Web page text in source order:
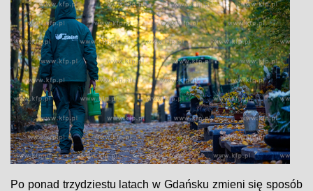
Po ponad trzydziestu latach w Gdańsku zmieni się sposób